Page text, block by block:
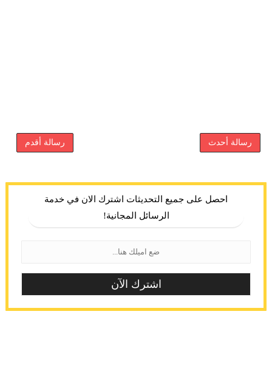
رسالة أحدث رسالة أقدم
احصل على جميع التحديثات اشترك الان في خدمة
الرسائل المجانية!